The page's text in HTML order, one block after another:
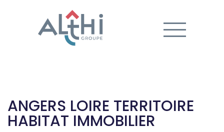
ANGERS LOIRE TERRITOIRE
HABITAT IMMOBILIER